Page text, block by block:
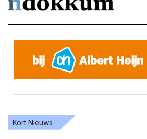
Kort Nieuws